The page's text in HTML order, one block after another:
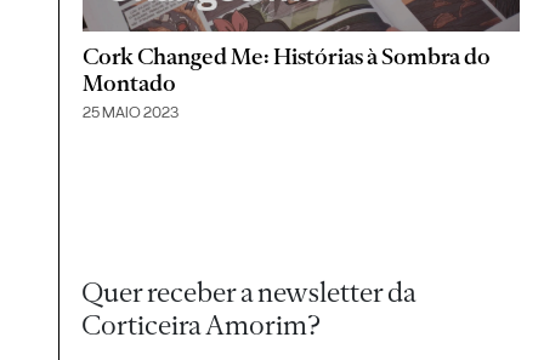
Cork Changed Me: Histórias à Sombra do
Montado
25 MAIO 2023
Quer receber a newsletter da
Corticeira Amorim?